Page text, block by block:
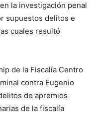
la investigación penal
supuestos delitos e
cuales resultó
de la Fiscalía Centro
contra Eugenio
de apremios
de la fiscalía